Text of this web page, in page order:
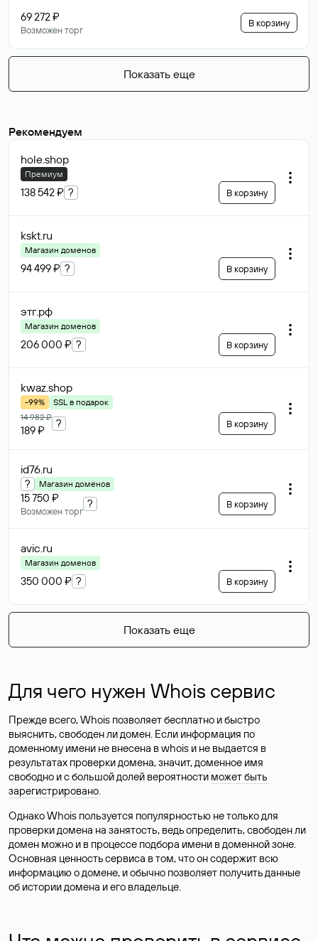
69 272 ₽
Возможен торг
В корзину
Показать еще
Рекомендуем
hole.shop
Премиум
138 542 ₽ ? В корзину
kskt.ru
Магазин доменов
94 499 ₽ ? В корзину
этг.рф
Магазин доменов
206 000 ₽ ? В корзину
kwaz.shop
-99%
SSL в подарок
14 982 ₽
189 ₽
? В корзину
id76.ru
? Магазин доменов
15 750 ₽
Возможен торг
? В корзину
avic.ru
Магазин доменов
350 000 ₽ ? В корзину
Показать еще
Для чего нужен Whois сервис
Прежде всего, Whois позволяет бесплатно и быстро
выяснить, свободен ли домен. Если информация по
доменному имени не внесена в whois и не выдается в
результатах проверки домена, значит, доменное имя
свободно и с большой долей вероятности может быть
зарегистрировано.
Однако Whois пользуется популярностью не только для
проверки домена на занятость, ведь определить, свободен ли
домен можно и в процессе подбора имени в доменной зоне.
Основная ценность сервиса в том, что он содержит всю
информацию о домене, и обычно позволяет получить данные
об истории домена и его владельце.